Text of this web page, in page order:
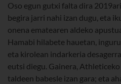
Oso egun gutxi falta dira
begira jarri nahi izan dugu, eta
onena ematearen aldeko
Hamabi hilabete hauetan,
eta kirolean indarkeria
eutsi diegu. Gainera,
taldeen babesle izan gara; eta